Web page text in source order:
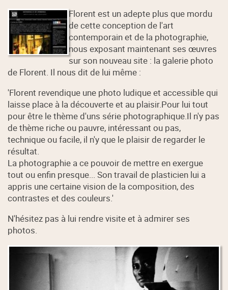
Florent est un adepte plus que mordu
de cette conception de l'art
contemporain et de la photographie,
nous exposant maintenant ses œuvres
sur son nouveau site : la galerie photo
de Florent. Il nous dit de lui même :
'Florent revendique une photo ludique et accessible qui
laisse place à la découverte et au plaisir.Pour lui tout
pour être le thème d'uns série photographique.Il n'y pas
de thème riche ou pauvre, intéressant ou pas,
technique ou facile, il n'y que le plaisir de regarder le
résultat.
La photographie a ce pouvoir de mettre en exergue
tout ou enfin presque... Son travail de plasticien lui a
appris une certaine vision de la composition, des
contrastes et des couleurs.'
N'hésitez pas à lui rendre visite et à admirer ses
photos.